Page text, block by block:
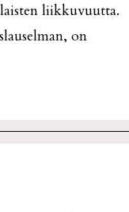
liikkuvuutta.
on